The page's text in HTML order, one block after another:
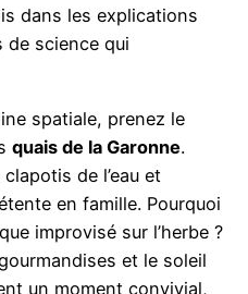
dans les explications
de science qui
spatiale, prenez le
quais de la Garonne.
de l’eau et
en famille. Pourquoi
improvisé sur l’herbe ?
et le soleil
un moment convivial,